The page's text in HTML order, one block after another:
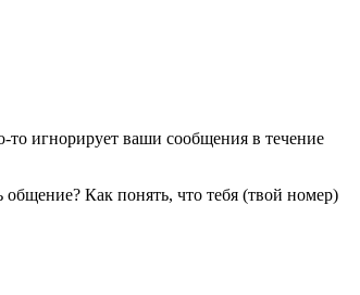
то игнорирует ваши сообщения в течение
Как понять, что тебя (твой номер)